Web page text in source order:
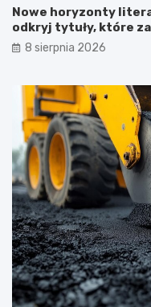
Nowe horyzonty
odkryj tytuły, które
8 sierpnia 2026